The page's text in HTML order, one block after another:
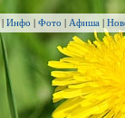
| Инфо | Фото | Афиша |